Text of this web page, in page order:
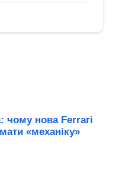
чому нова Ferrari
«механіку»